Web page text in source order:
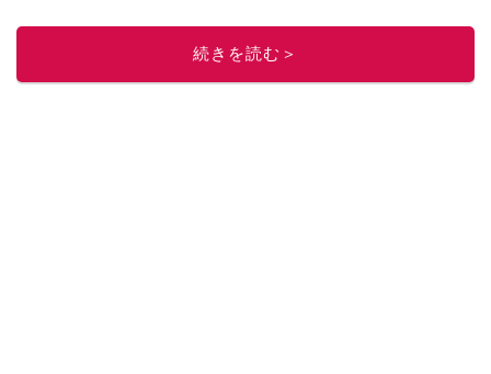
このイチオシストの他の記事を読む
続きを読む＞